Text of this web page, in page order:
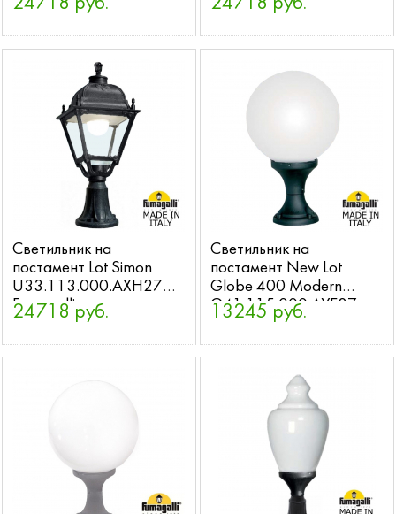
Светильник на
постамент Lot Simon
U33.113.000.AXH27
Fumagalli
24718 руб.
Светильник на
постамент New Lot
Globe 400 Modern
G41.115.000.AYE27
13245 руб.